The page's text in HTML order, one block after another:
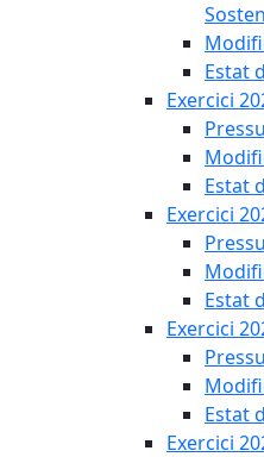
Estat
Exercici
Estat
Exercici
Estat
Exercici
Estat
Exercici